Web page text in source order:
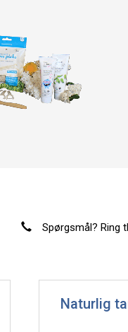
Spørgsmål? Ring
Naturlig